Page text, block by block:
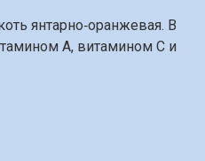
янтарно‑оранжевая. В
A, витамином C и